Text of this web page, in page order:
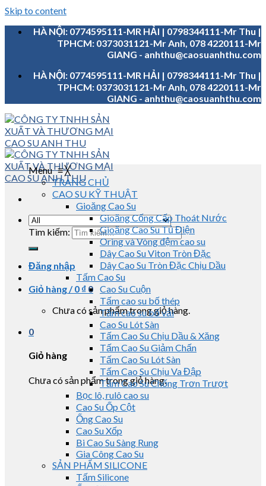
Skip to content
HÀ NỘI: 0774595111-MR HẢI | 0798344111-Mr Thu |
TPHCM: 0373031121-Mr Anh, 078 4220111-Mr
GIANG - anhthu@caosuanhthu.com
HÀ NỘI: 0774595111-MR HẢI | 0798344111-Mr Thu |
TPHCM: 0373031121-Mr Anh, 078 4220111-Mr
GIANG - anhthu@caosuanhthu.com
Tìm kiếm:
Đăng nhập
Giỏ hàng /0 ₫ 0
Chưa có sản phẩm trong giỏ hàng.
0
Giỏ hàng
Chưa có sản phẩm trong giỏ hàng.
Menu≡╳
TRANG CHỦ
CAO SU KỸ THUẬT
Gioăng Cao Su
Gioăng Cống Cấp Thoát Nước
Gioăng Cao Su Tủ Điện
Oring và Vòng đệm cao su
Dây Cao Su Viton Tròn Đặc
Dây Cao Su Tròn Đặc Chịu Dầu
Tấm Cao Su
Cao Su Cuộn
Tấm cao su bố thép
Tấm cao su bố vải
Cao Su Lót Sàn
Tấm Cao Su Chịu Dầu & Xăng
Tấm Cao Su Giảm Chấn
Tấm Cao Su Lót Sàn
Tấm Cao Su Chịu Va Đập
Tấm Cao Su Chống Trơn Trượt
Bọc lô, rulô cao su
Cao Su Ốp Cột
Ống Cao Su
Cao Su Xốp
Bi Cao Su Sàng Rung
Gia Công Cao Su
SẢN PHẨM SILICONE
Tấm Silicone